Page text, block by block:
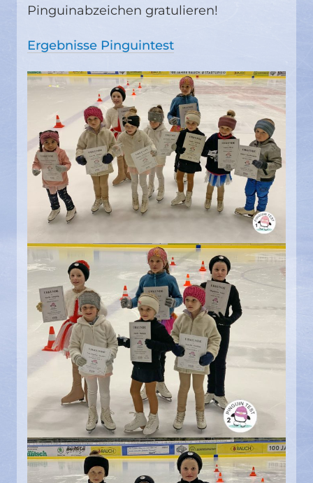
Pinguinabzeichen gratulieren!
Ergebnisse Pinguintest